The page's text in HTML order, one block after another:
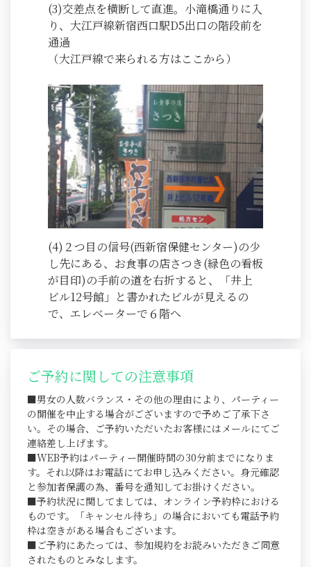
(3)交差点を横断して直進。小滝橋通りに入
り、大江戸線新宿西口駅D5出口の階段前を
通過
（大江戸線で来られる方はここから）
(4)２つ目の信号(西新宿保健センター)の少
し先にある、お食事の店さつき(緑色の看板
が目印)の手前の道を右折すると、「井上
ビル12号館」と書かれたビルが見えるの
で、エレベーターで６階へ
ご予約に関しての注意事項
■男女の人数バランス・その他の理由により、パーティー
の開催を中止する場合がございますので予めご了承下さ
い。その場合、ご予約いただいたお客様にはメールにてご
連絡差し上げます。
■WEB予約はパーティー開催時間の30分前までになりま
す。それ以降はお電話にてお申し込みください。身元確認
と参加者保護の為、番号を通知してお掛けください。
■予約状況に関してましては、オンライン予約枠における
ものです。「キャンセル待ち」の場合においても電話予約
枠は空きがある場合もございます。
■ご予約にあたっては、参加規約をお読みいただきご同意
されたものとみなします。